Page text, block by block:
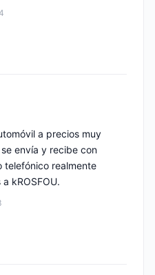
a precios muy
envía y recibe con
telefónico realmente
kROSFOU.